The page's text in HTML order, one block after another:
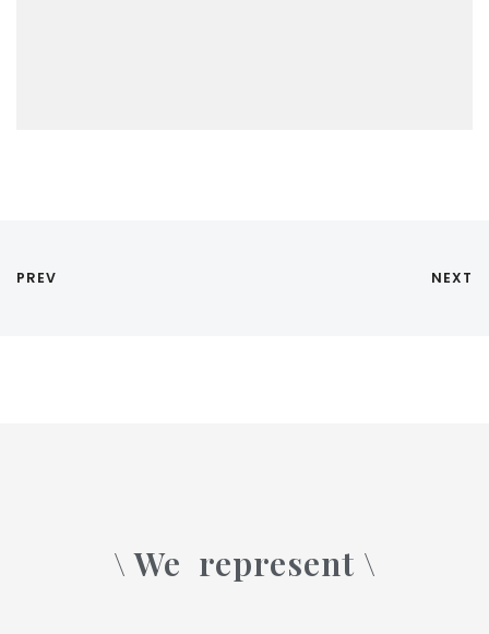
PREV NEXT
\ We represent \